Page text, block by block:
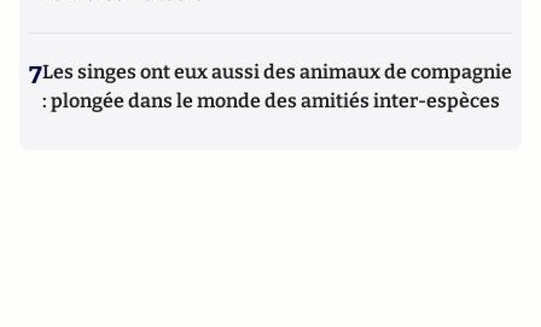
7Les singes ont eux aussi des animaux de compagnie
: plongée dans le monde des amitiés inter-espèces